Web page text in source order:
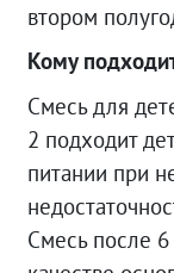
втором
Кому
Смесь для
2 подходит
питании при
Смесь после